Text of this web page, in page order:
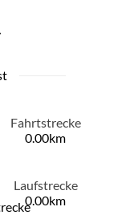
Fahrtstrecke
0.00km
Laufstrecke
0.00km